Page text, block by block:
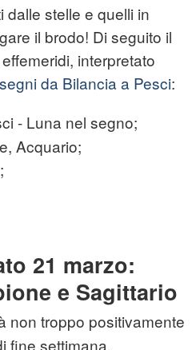
dalle stelle e quelli in
il brodo! Di seguito il
interpretato
da Bilancia a Pesci:
- Luna nel segno;
Acquario;
21 marzo:
e Sagittario
troppo positivamente
fine settimana.